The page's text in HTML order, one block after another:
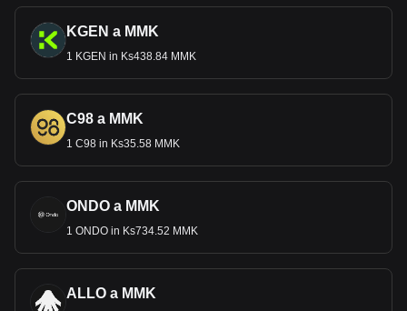
KGEN a MMK
1 KGEN in Ks438.84 MMK
C98 a MMK
1 C98 in Ks35.58 MMK
ONDO a MMK
1 ONDO in Ks734.52 MMK
ALLO a MMK